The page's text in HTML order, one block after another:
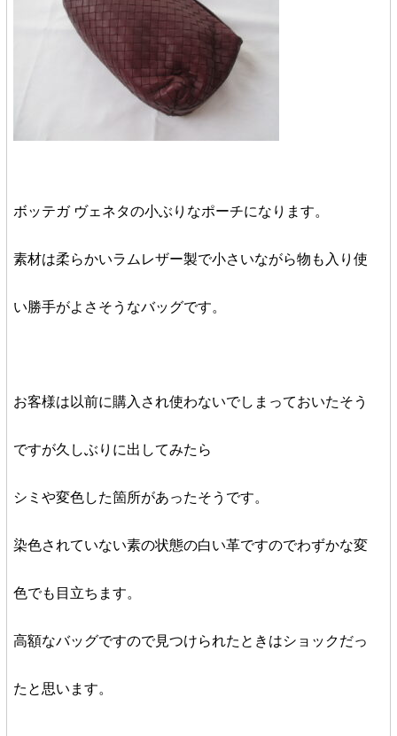
ボッテガ ヴェネタの小ぶりなポーチになります。
素材は柔らかいラムレザー製で小さいながら物も入り使
い勝手がよさそうなバッグです。
お客様は以前に購入され使わないでしまっておいたそう
ですが久しぶりに出してみたら
シミや変色した箇所があったそうです。
染色されていない素の状態の白い革ですのでわずかな変
色でも目立ちます。
高額なバッグですので見つけられたときはショックだっ
たと思います。